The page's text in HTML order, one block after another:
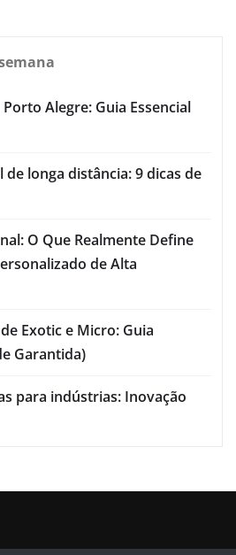
Alegre: Guia Essencial
longa distância: 9 dicas de
O Que Realmente Define
de Alta
Exotic e Micro: Guia
Garantida)
para indústrias: Inovação